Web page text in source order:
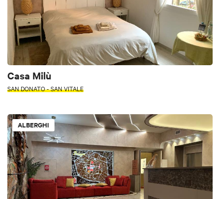
Casa Milù
SAN DONATO - SAN VITALE
ALBERGHI